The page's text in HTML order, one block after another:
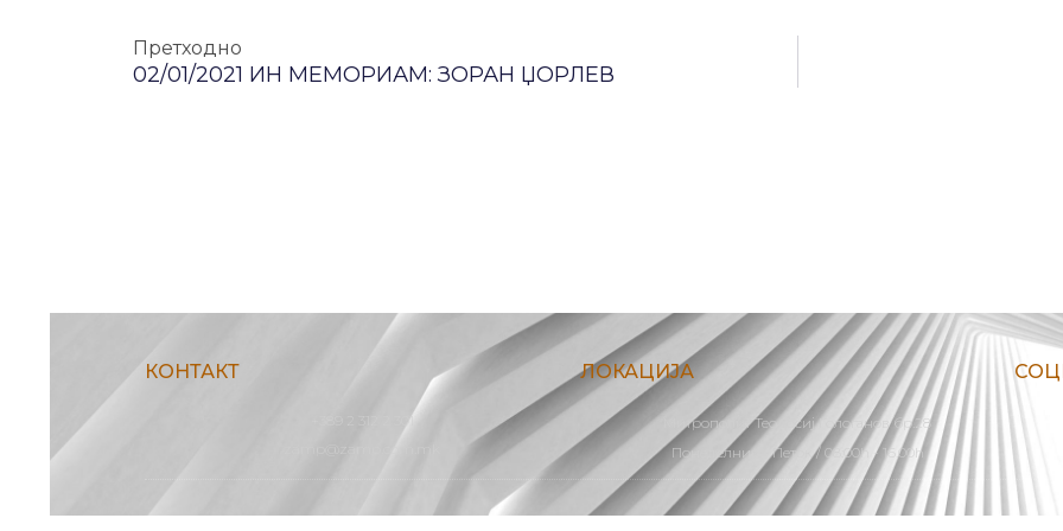
Претходно
02/01/2021 ИН МЕМОРИАМ: ЗОРАН ЏОРЛЕВ
КОНТАКТ
+389 2 312 2 301
ЛОКАЦИЈА
Митрополит Теодосиј Гологанов бр.28
Понеделник - Петок / 08:00h - 16.00h